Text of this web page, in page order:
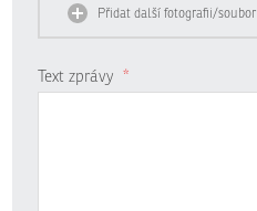
Přidat další fotografii/soubor
Text zprávy *